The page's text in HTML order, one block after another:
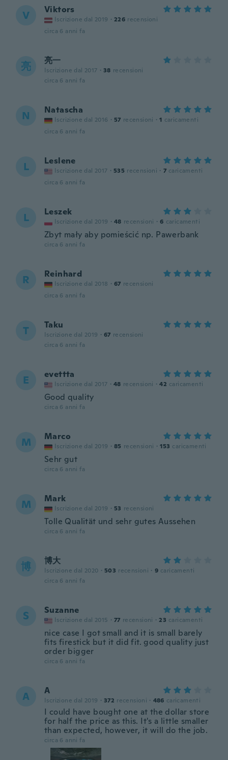
V Viktors
Iscrizione dal 2019 · 226 recensioni
circa 6 anni fa
亮 亮一
Iscrizione dal 2017 · 38 recensioni
circa 6 anni fa
N Natascha
Iscrizione dal 2016 · 57 recensioni · 1 caricamenti
circa 6 anni fa
L Leslene
Iscrizione dal 2017 · 535 recensioni · 7 caricamenti
circa 6 anni fa
L Leszek
Iscrizione dal 2019 · 48 recensioni · 6 caricamenti
Zbyt mały aby pomieścić np. Pawerbank
circa 6 anni fa
R Reinhard
Iscrizione dal 2018 · 67 recensioni
circa 6 anni fa
T Taku
Iscrizione dal 2019 · 67 recensioni
circa 6 anni fa
E evettta
Iscrizione dal 2017 · 48 recensioni · 42 caricamenti
Good quality
circa 6 anni fa
M Marco
Iscrizione dal 2019 · 85 recensioni · 153 caricamenti
Sehr gut
circa 6 anni fa
M Mark
Iscrizione dal 2019 · 53 recensioni
Tolle Qualität und sehr gutes Aussehen
circa 6 anni fa
博 博大
Iscrizione dal 2020 · 503 recensioni · 9 caricamenti
circa 6 anni fa
S Suzanne
Iscrizione dal 2015 · 77 recensioni · 23 caricamenti
nice case I got small and it is small barely
fits firestick but it did fit. good quality just
order bigger
circa 6 anni fa
A A
Iscrizione dal 2019 · 372 recensioni · 486 caricamenti
I could have bought one at the dollar store
for half the price as this. It's a little smaller
than expected, however, it will do the job.
circa 6 anni fa